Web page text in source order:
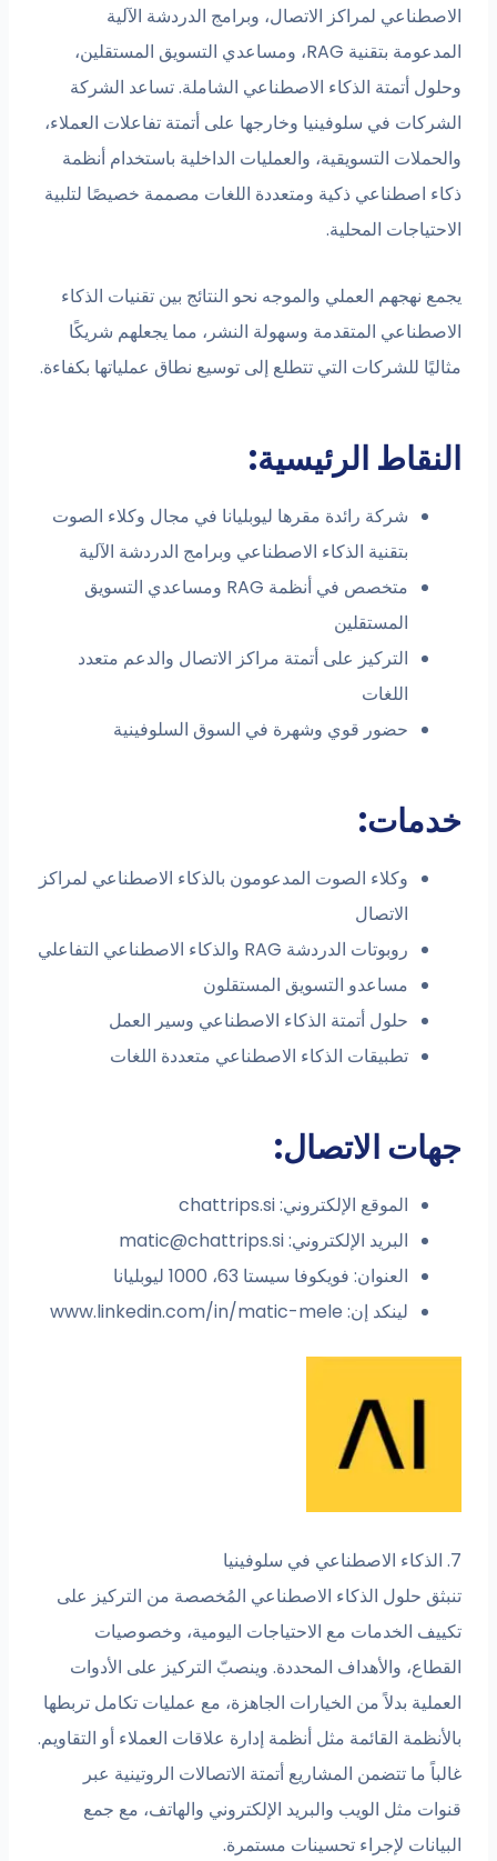
لمراكز الاتصال، وبرامج الدردشة الآلية
المدعومة بتقنية RAG، ومساعدي التسويق المستقلين،
أتمتة الذكاء الاصطناعي الشاملة. تساعد الشركة
في سلوفينيا وخارجها على أتمتة تفاعلات العملاء،
التسويقية، والعمليات الداخلية باستخدام أنظمة
اصطناعي ذكية ومتعددة اللغات مصممة خصيصًا لتلبية
المحلية.
نهجهم العملي والموجه نحو النتائج بين تقنيات الذكاء
المتقدمة وسهولة النشر، مما يجعلهم شريكًا
للشركات التي تتطلع إلى توسيع نطاق عملياتها بكفاءة.
الرئيسية:
شركة رائدة مقرها ليوبليانا في مجال وكلاء الصوت
بتقنية الذكاء الاصطناعي وبرامج الدردشة الآلية
متخصص في أنظمة RAG ومساعدي التسويق
المستقلين
التركيز على أتمتة مراكز الاتصال والدعم متعدد
حضور قوي وشهرة في السوق السلوفينية
وكلاء الصوت المدعومون بالذكاء الاصطناعي لمراكز
الاتصال
روبوتات الدردشة RAG والذكاء الاصطناعي التفاعلي
مساعدو التسويق المستقلون
حلول أتمتة الذكاء الاصطناعي وسير العمل
تطبيقات الذكاء الاصطناعي متعددة اللغات
الاتصال:
الموقع الإلكتروني: chattrips.si
البريد الإلكتروني:matic@chattrips.si
العنوان: فويكوفا سيستا 63، 1000 ليوبليانا
لينكد إن: www.linkedin.com/in/matic-mele
حلول الذكاء الاصطناعي المُخصصة من التركيز على
الخدمات مع الاحتياجات اليومية، وخصوصيات
والأهداف المحددة. وينصبّ التركيز على الأدوات
بدلاً من الخيارات الجاهزة، مع عمليات تكامل تربطها
القائمة مثل أنظمة إدارة علاقات العملاء أو التقاويم.
ما تتضمن المشاريع أتمتة الاتصالات الروتينية عبر
مثل الويب والبريد الإلكتروني والهاتف، مع جمع
لإجراء تحسينات مستمرة.